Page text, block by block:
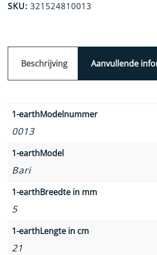
SKU: 321524810013
Beschrijving Aanvullende
1-earthModelnummer
0013
1-earthModel
Bari
1-earthBreedte in mm
5
1-earthLengte in cm
21